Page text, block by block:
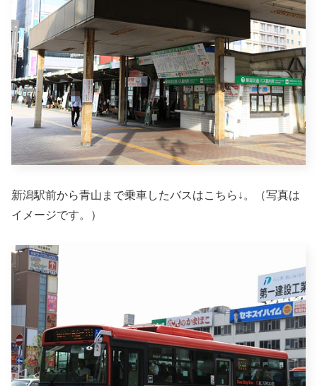
新潟駅前から青山まで乗車したバスはこちら↓。（写真は
イメージです。）